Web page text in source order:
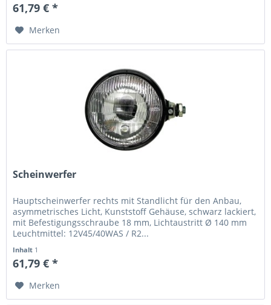
61,79 € *
Merken
Scheinwerfer
Hauptscheinwerfer rechts mit Standlicht für den Anbau,
asymmetrisches Licht, Kunststoff Gehäuse, schwarz lackiert,
mit Befestigungsschraube 18 mm, Lichtaustritt Ø 140 mm
Leuchtmittel: 12V45/40WAS / R2...
Inhalt 1
61,79 € *
Merken